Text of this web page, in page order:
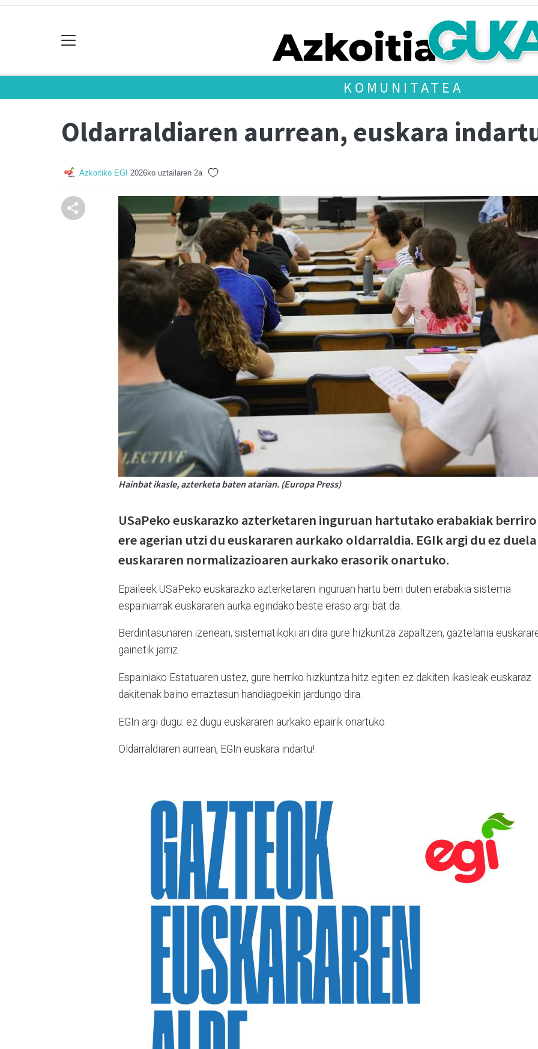
KOMUNITATEA
Oldarraldiaren aurrean, euskara
Azkoitiko EGI 2026ko uztailaren 2a
Hainbat ikasle, azterketa baten atarian. (Europa Press)
USaPeko euskarazko azterketaren inguruan hartutako erabakiak berriro
ere agerian utzi du euskararen aurkako oldarraldia. EGIk argi du ez duela
euskararen normalizazioaren aurkako erasorik onartuko.
Epaileek USaPeko euskarazko azterketaren inguruan hartu berri duten erabakia sistema
espainiarrak euskararen aurka egindako beste eraso argi bat da.
Berdintasunaren izenean, sistematikoki ari dira gure hizkuntza zapaltzen, gaztelania
gainetik jarriz.
Espainiako Estatuaren ustez, gure herriko hizkuntza hitz egiten ez dakiten ikasleak euskaraz
dakitenak baino erraztasun handiagoekin jardungo dira.
EGIn argi dugu: ez dugu euskararen aurkako epairik onartuko.
Oldarraldiaren aurrean, EGIn euskara indartu!